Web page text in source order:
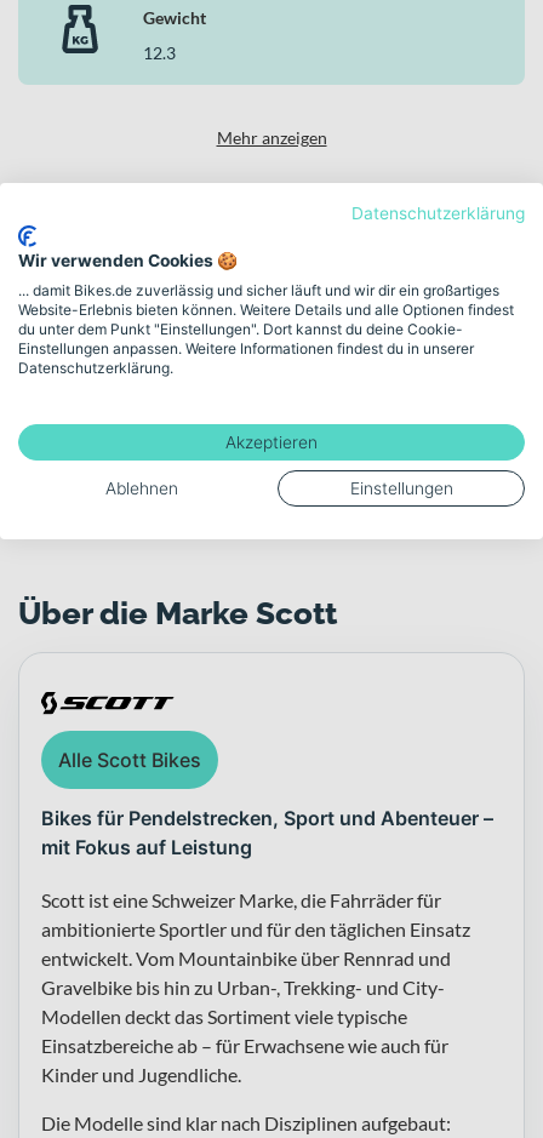
Gewicht
12.3
Mehr anzeigen
High-Performance Bikes & Innovation
Entdecke SCOTT in
unserer Markenwelt
ENGINEERED FOR SPEED. BUILT FOR RIDERS WHO PUSH
Zur SCOTT Markenwelt
Über die Marke Scott
Alle Scott Bikes
Bikes für Pendelstrecken, Sport und Abenteuer –
mit Fokus auf Leistung
Scott ist eine Schweizer Marke, die Fahrräder für
ambitionierte Sportler und für den täglichen Einsatz
entwickelt. Vom Mountainbike über Rennrad und
Gravelbike bis hin zu Urban-, Trekking- und City-
Modellen deckt das Sortiment viele typische
Einsatzbereiche ab – für Erwachsene wie auch für
Kinder und Jugendliche.
Die Modelle sind klar nach Disziplinen aufgebaut:
Datenschutzerklärung
Wir verwenden Cookies 🍪
... damit Bikes.de zuverlässig und sicher läuft und wir dir ein großartiges
Website-Erlebnis bieten können. Weitere Details und alle Optionen findest
du unter dem Punkt "Einstellungen". Dort kannst du deine Cookie-
Einstellungen anpassen. Weitere Informationen findest du in unserer
Datenschutzerklärung.
Akzeptieren
Ablehnen Einstellungen